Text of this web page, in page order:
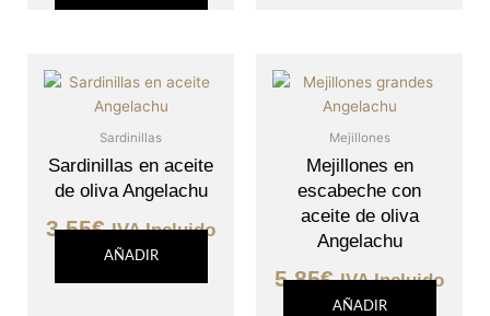
Sardinillas
Sardinillas en aceite
de oliva Angelachu
3,55€ IVA Incluido
AÑADIR
Mejillones
Mejillones en
escabeche con
aceite de oliva
Angelachu
5,85€ IVA Incluido
AÑADIR